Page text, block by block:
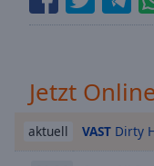
Playback
Rate
Chapters
Jetzt
aktuell VAST Dirty